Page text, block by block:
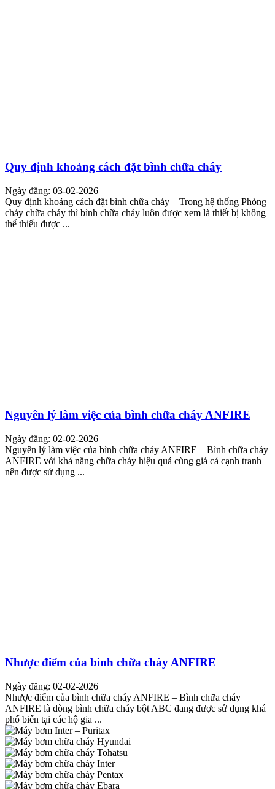
Quy định khoảng cách đặt bình chữa cháy
Ngày đăng: 03-02-2026
Quy định khoảng cách đặt bình chữa cháy – Trong hệ thống Phòng
cháy chữa cháy thì bình chữa cháy luôn được xem là thiết bị không
thể thiếu được ...
Nguyên lý làm việc của bình chữa cháy ANFIRE
Ngày đăng: 02-02-2026
Nguyên lý làm việc của bình chữa cháy ANFIRE – Bình chữa cháy
ANFIRE với khả năng chữa cháy hiệu quả cùng giá cả cạnh tranh
nên được sử dụng ...
Nhược điểm của bình chữa cháy ANFIRE
Ngày đăng: 02-02-2026
Nhược điểm của bình chữa cháy ANFIRE – Bình chữa cháy
ANFIRE là dòng bình chữa cháy bột ABC đang được sử dụng khá
phổ biến tại các hộ gia ...